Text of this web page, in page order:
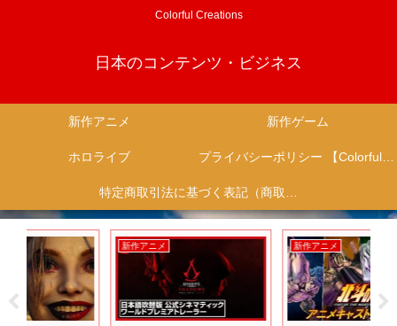
Colorful Creations
日本のコンテンツ・ビジネス
新作アニメ 新作ゲーム
ホロライブ プライバシーポリシー 【Colorful Creation】
特定商取引法に基づく表記（商取引に関する開示）
新作アニメ